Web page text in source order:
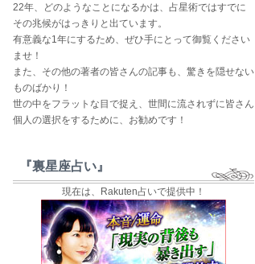
22年、どのようなことになるかは、占星術ではすでに
その兆候がはっきりと出ています。
有意義な1年にするため、ぜひ手にとって御覧ください
ませ！
また、その他の著者の皆さんの記事も、驚きを隠せない
ものばかり！
世の中をフラットな目で捉え、世間に流されずに皆さん
個人の選択をするために、お勧めです！
『裏星座占い』
現在は、Rakuten占いで提供中！